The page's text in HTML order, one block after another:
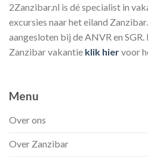
2Zanzibar.nl is dé specialist in
excursies naar het eiland
aangesloten bij de ANVR en
Zanzibar vakantie klik hiervoor
Menu
Over ons
Over Zanzibar